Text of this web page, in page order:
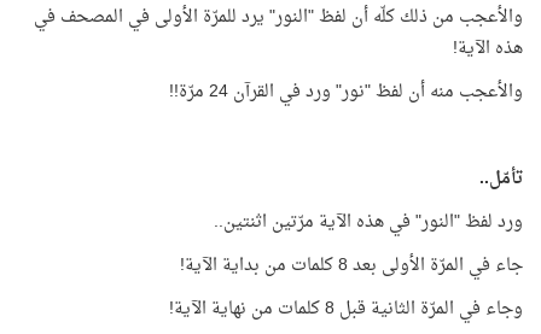
والأعجب من ذلك كلّه أن لفظ "النور" يرد للمرّة الأولى في المصحف في
هذه الآية!
والأعجب منه أن لفظ "نور" ورد في القرآن 24 مرّة!!
تأمّل..
ورد لفظ "النور" في هذه الآية مرّتين اثنتين..
جاء في المرّة الأولى بعد 8 كلمات من بداية الآية!
وجاء في المرّة الثانية قبل 8 كلمات من نهاية الآية!